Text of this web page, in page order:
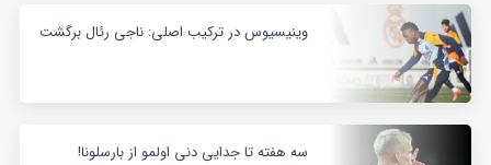
وینیسیوس در ترکیب اصلی: ناجی رئال برگشت
سه هفته تا جدایی دنی اولمو از بارسلونا!